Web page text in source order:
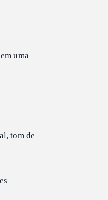
uma
tom de